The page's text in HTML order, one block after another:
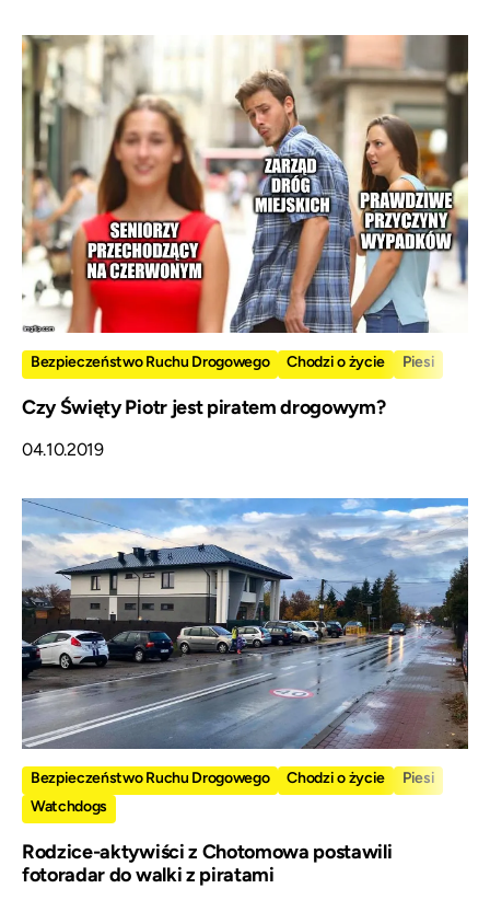
Bezpieczeństwo Ruchu Drogowego Chodzi o życie Piesi
Czy Święty Piotr jest piratem drogowym?
04.10.2019
Bezpieczeństwo Ruchu Drogowego Chodzi o życie
Piesi
Watchdogs
Rodzice-aktywiści z Chotomowa postawili
fotoradar do walki z piratami